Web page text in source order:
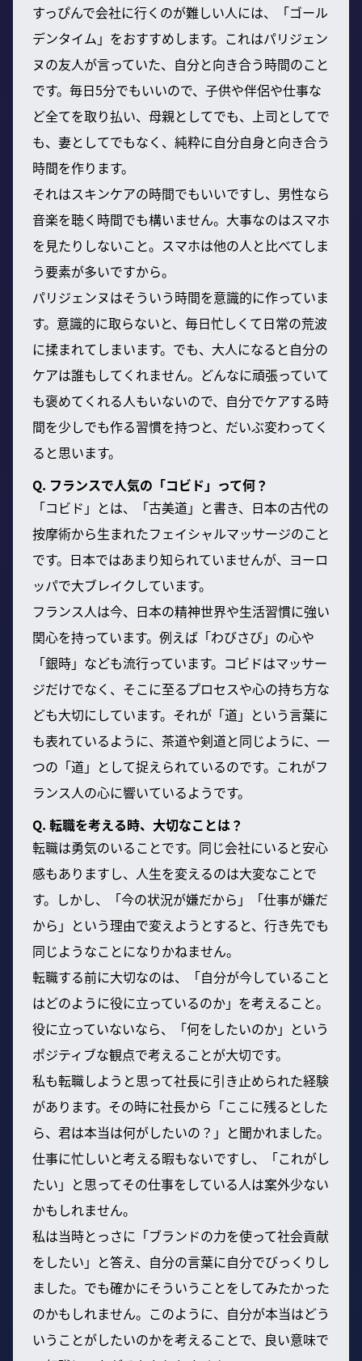
すっぴんで会社に行くのが難しい人には、「ゴール
デンタイム」をおすすめします。これはパリジェン
ヌの友人が言っていた、自分と向き合う時間のこと
です。毎日5分でもいいので、子供や伴侶や仕事な
ど全てを取り払い、母親としてでも、上司としてで
も、妻としてでもなく、純粋に自分自身と向き合う
時間を作ります。
それはスキンケアの時間でもいいですし、男性なら
音楽を聴く時間でも構いません。大事なのはスマホ
を見たりしないこと。スマホは他の人と比べてしま
う要素が多いですから。
パリジェンヌはそういう時間を意識的に作っていま
す。意識的に取らないと、毎日忙しくて日常の荒波
に揉まれてしまいます。でも、大人になると自分の
ケアは誰もしてくれません。どんなに頑張っていて
も褒めてくれる人もいないので、自分でケアする時
間を少しでも作る習慣を持つと、だいぶ変わってく
ると思います。
Q. フランスで人気の「コビド」って何？
「コビド」とは、「古美道」と書き、日本の古代の
按摩術から生まれたフェイシャルマッサージのこと
です。日本ではあまり知られていませんが、ヨーロ
ッパで大ブレイクしています。
フランス人は今、日本の精神世界や生活習慣に強い
関心を持っています。例えば「わびさび」の心や
「銀時」なども流行っています。コビドはマッサー
ジだけでなく、そこに至るプロセスや心の持ち方な
ども大切にしています。それが「道」という言葉に
も表れているように、茶道や剣道と同じように、一
つの「道」として捉えられているのです。これがフ
ランス人の心に響いているようです。
Q. 転職を考える時、大切なことは？
転職は勇気のいることです。同じ会社にいると安心
感もありますし、人生を変えるのは大変なことで
す。しかし、「今の状況が嫌だから」「仕事が嫌だ
から」という理由で変えようとすると、行き先でも
同じようなことになりかねません。
転職する前に大切なのは、「自分が今していること
はどのように役に立っているのか」を考えること。
役に立っていないなら、「何をしたいのか」という
ポジティブな観点で考えることが大切です。
私も転職しようと思って社長に引き止められた経験
があります。その時に社長から「ここに残るとした
ら、君は本当は何がしたいの？」と聞かれました。
仕事に忙しいと考える暇もないですし、「これがし
たい」と思ってその仕事をしている人は案外少ない
かもしれません。
私は当時とっさに「ブランドの力を使って社会貢献
をしたい」と答え、自分の言葉に自分でびっくりし
ました。でも確かにそういうことをしてみたかった
のかもしれません。このように、自分が本当はどう
いうことがしたいのかを考えることで、良い意味で